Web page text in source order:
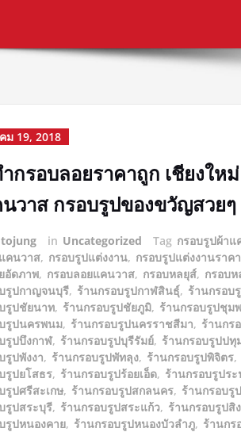
ม 19, 2018
กรอบลอยราคาถูก เชียงใ
วาส กรอบรูปของขวัญสวย
in Uncategorized Tag กรอบรูปผ้าแ
คนวาส, กรอบรูปแต่งงาน, กรอบรูปแต่งงานราค
อัดภาพ, กรอบลอยแคนวาส, กรอบหลยุส์, กรอบ
รูปกาญจนบุรี, ร้านกรอบรูปกาฬสินธุ์, ร้านกรอบ
รูปชัยนาท, ร้านกรอบรูปชัยภูมิ, ร้านกรอบรูปชุม
รูปนครพนม, ร้านกรอบรูปนครราชสีมา, ร้านกร
รูปบึงกาฬ, ร้านกรอบรูปบุรีรัมย์, ร้านกรอบรูปปทุ
รูปพังงา, ร้านกรอบรูปพัทลุง, ร้านกรอบรูปพิจิตร,
รูปยโสธร, ร้านกรอบรูปร้อยเอ็ด, ร้านกรอบรูประ
รูปศรีสะเกษ, ร้านกรอบรูปสกลนคร, ร้านกรอบรู
รูปสระบุรี, ร้านกรอบรูปสระแก้ว, ร้านกรอบรูปสิ
รูปหนองคาย, ร้านกรอบรูปหนองบัวลำภู, ร้านกร